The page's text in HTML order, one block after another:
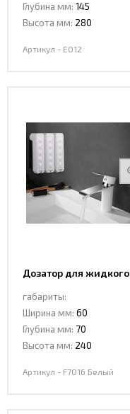
Глубина мм: 145
Высота мм: 280
Артикул - E012
Дозатор для жидкого
Белый
габариты:
Ширина мм: 60
Глубина мм: 70
Высота мм: 240
Артикул - F7016 Белый